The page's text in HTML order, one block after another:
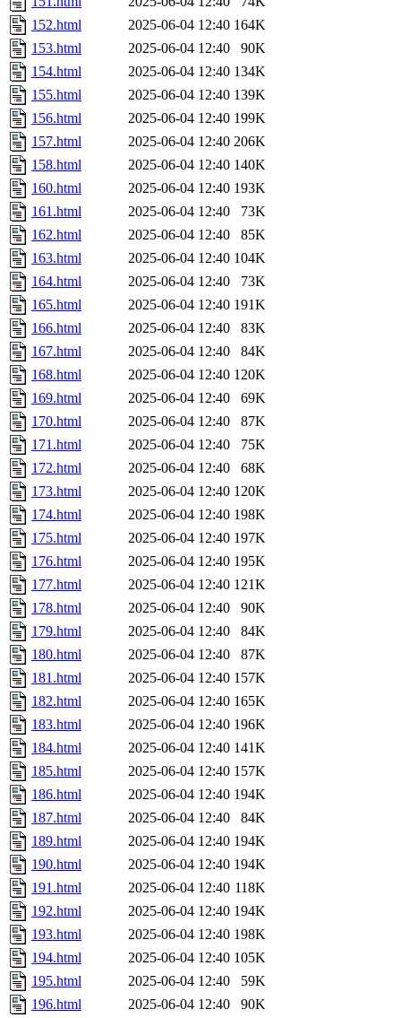
152.html
2025-06-04 12:40 164K
153.html
2025-06-04 12:40
90K
154.html
2025-06-04 12:40 134K
155.html
2025-06-04 12:40 139K
156.html
2025-06-04 12:40 199K
157.html
2025-06-04 12:40 206K
158.html
2025-06-04 12:40 140K
160.html
2025-06-04 12:40 193K
161.html
2025-06-04 12:40
73K
162.html
2025-06-04 12:40
85K
163.html
2025-06-04 12:40 104K
164.html
2025-06-04 12:40
73K
165.html
2025-06-04 12:40 191K
166.html
2025-06-04 12:40
83K
167.html
2025-06-04 12:40
84K
168.html
2025-06-04 12:40 120K
169.html
2025-06-04 12:40
69K
170.html
2025-06-04 12:40
87K
171.html
2025-06-04 12:40
75K
172.html
2025-06-04 12:40
68K
173.html
2025-06-04 12:40 120K
174.html
2025-06-04 12:40 198K
175.html
2025-06-04 12:40 197K
176.html
2025-06-04 12:40 195K
177.html
2025-06-04 12:40 121K
178.html
2025-06-04 12:40
90K
179.html
2025-06-04 12:40
84K
180.html
2025-06-04 12:40
87K
181.html
2025-06-04 12:40 157K
182.html
2025-06-04 12:40 165K
183.html
2025-06-04 12:40 196K
184.html
2025-06-04 12:40 141K
185.html
2025-06-04 12:40 157K
186.html
2025-06-04 12:40 194K
187.html
2025-06-04 12:40
84K
189.html
2025-06-04 12:40 194K
190.html
2025-06-04 12:40 194K
191.html
2025-06-04 12:40 118K
192.html
2025-06-04 12:40 194K
193.html
2025-06-04 12:40 198K
194.html
2025-06-04 12:40 105K
195.html
2025-06-04 12:40
59K
196.html
2025-06-04 12:40
90K